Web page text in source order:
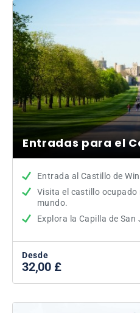
Entradas para el
Entrada al Castillo de
Visita el castillo
mundo.
Explora la Capilla de San
Desde
32,00 £